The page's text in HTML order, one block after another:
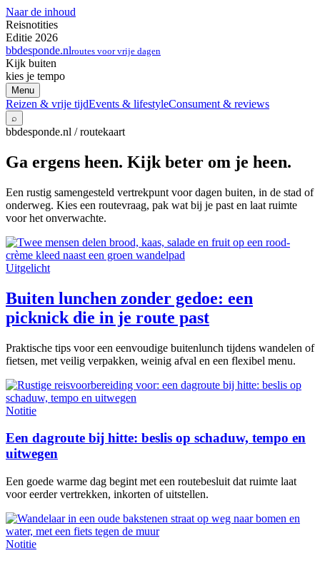
Naar de inhoud
Reisnotities
Editie 2026
bbdesponde.nlroutes voor vrije dagen
Kijk buiten
kies je tempo
Menu
Reizen & vrije tijdEvents & lifestyleConsument & reviews
⌕
bbdesponde.nl / routekaart
Ga ergens heen. Kijk beter om je heen.
Een rustig samengesteld vertrekpunt voor dagen buiten, in de stad of
onderweg. Kies een routevraag, pak wat bij je past en laat ruimte
voor het onverwachte.
Uitgelicht
Buiten lunchen zonder gedoe: een
picknick die in je route past
Praktische tips voor een eenvoudige buitenlunch tijdens wandelen of
fietsen, met veilig verpakken, weinig afval en een flexibel menu.
Notitie
Een dagroute bij hitte: beslis op schaduw, tempo en
uitwegen
Een goede warme dag begint met een routebesluit dat ruimte laat
voor eerder vertrekken, inkorten of uitstellen.
Notitie